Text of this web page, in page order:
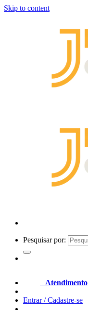
Skip to content
Pesquisar por:
Atendimento
Entrar / Cadastre-se